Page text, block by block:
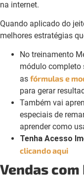
na internet.
Quando aplicado do
melhores estratégias
No treinamento
módulo completo
as fórmulas e
para gerar
Também vai
especiais de
aprender como
Tenha Acesso
clicando aqui
Vendas